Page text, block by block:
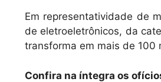
Em representatividade de
de eletroeletrônicos, da
transforma em mais de 100
Confira na íntegra os